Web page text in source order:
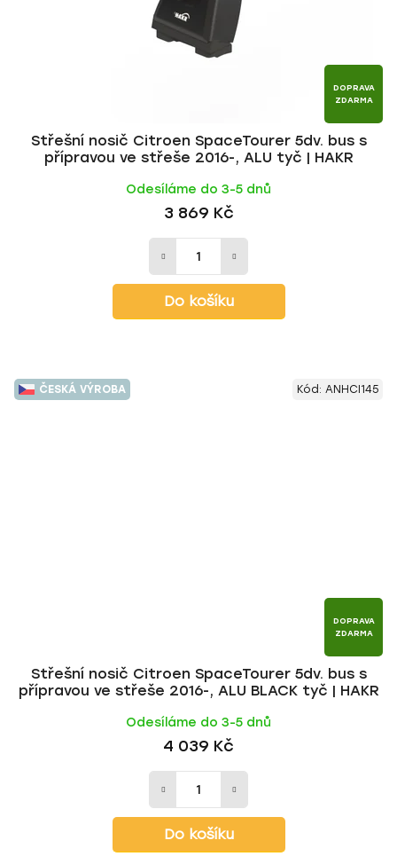
DOPRAVA
ZDARMA
Střešní nosič Citroen SpaceTourer 5dv. bus s
přípravou ve střeše 2016-, ALU tyč | HAKR
Odesíláme do 3-5 dnů
3 869 Kč
Do košíku
ČESKÁ VÝROBA
DOPRAVA
ZDARMA
Střešní nosič Citroen SpaceTourer 5dv. bus s
přípravou ve střeše 2016-, ALU BLACK tyč | HAKR
Odesíláme do 3-5 dnů
4 039 Kč
Do košíku
Kód: ANHCI145